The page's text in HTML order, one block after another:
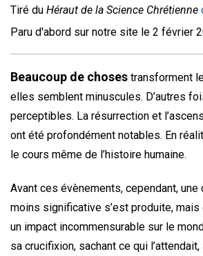
Tiré du Héraut de la Science Chrétienne
Paru d'abord sur notre site le 2 février
Beaucoup de choses transforment
elles semblent minuscules. D’autres
perceptibles. La résurrection et
ont été profondément notables. En
le cours même de l’histoire humaine.
Avant ces évènements, cependant, une
moins significative s’est produite, mais
un impact incommensurable sur le
sa crucifixion, sachant ce qui